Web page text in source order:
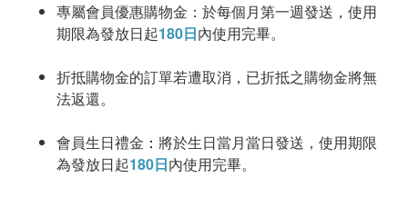
專屬會員優惠購物金：於每個月第一週發送，使用
期限為發放日起180日內使用完畢。
折抵購物金的訂單若遭取消，已折抵之購物金將無
法返還。
會員生日禮金 ： 將於生日當月當日發送，使用期限
為發放日起180日內使用完畢。